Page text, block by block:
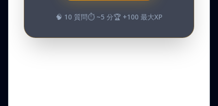
🧠 10 質問⏱️ ~5 分🏆 +100 最大XP